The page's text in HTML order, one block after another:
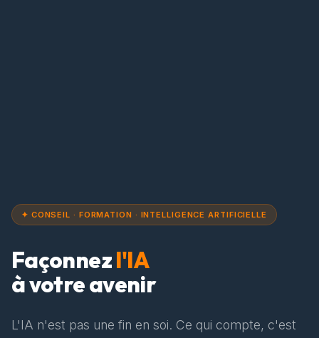
✦ CONSEIL · FORMATION · INTELLIGENCE ARTIFICIELLE
Façonnezl'IA
à votre avenir
L'IA n'est pas une fin en soi. Ce qui compte, c'est